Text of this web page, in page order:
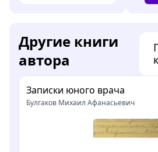
Другие книги
автора
Записки юного врача
Булгаков Михаил Афанасьевич